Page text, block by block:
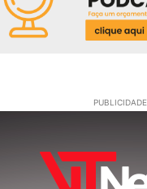
PUBLICIDADE